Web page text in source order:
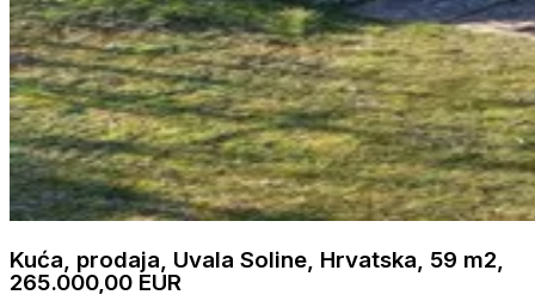
Kuća, prodaja, Uvala Soline, Hrvatska, 59 m2,
265.000,00 EUR